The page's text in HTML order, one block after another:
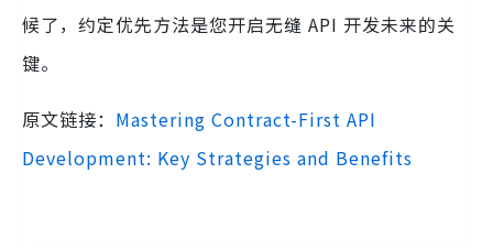
候了，约定优先方法是您开启无缝 API 开发未来的关
键。
原文链接： Mastering Contract-First API
Development: Key Strategies and Benefits